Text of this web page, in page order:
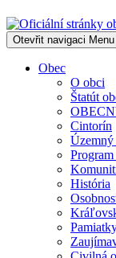
Otevřit navigaci Menu
Obec
O obci
Štatút
Cintorín
Územný
História